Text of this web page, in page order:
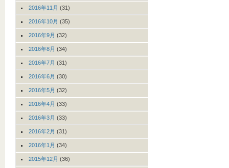
2016年11月 (31)
2016年10月 (35)
2016年9月 (32)
2016年8月 (34)
2016年7月 (31)
2016年6月 (30)
2016年5月 (32)
2016年4月 (33)
2016年3月 (33)
2016年2月 (31)
2016年1月 (34)
2015年12月 (36)